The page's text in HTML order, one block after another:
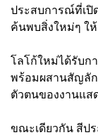
ประสบการณ์ที่เปิ
ค้นพบสิ่งใหม่ๆ ใ
โลโก้ใหม่ได้รับก
พร้อมผสานสัญลัก
ตัวตนของงานแส
ขณะเดียวกัน สีป